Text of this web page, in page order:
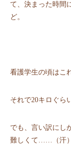
て、決まった時間
ど。
看護学⽣の頃はこ
それで20キロぐら
でも、⾔い訳にし
難しくて……（汗）